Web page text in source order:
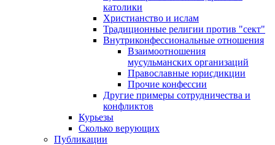
католики
Христианство и ислам
Традиционные религии против "сект"
Внутриконфессиональные отношения
Взаимоотношения
мусульманских организаций
Православные юрисдикции
Прочие конфессии
Другие примеры сотрудничества и
конфликтов
Курьезы
Сколько верующих
Публикации